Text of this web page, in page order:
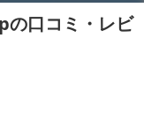
の口コミ・レビ